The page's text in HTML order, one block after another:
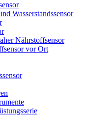
Wasserstandssensor
Nährstoffsensor
vor Ort